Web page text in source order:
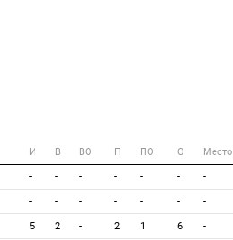
И В ВО П ПО О Место
- - - - - - -
- - - - - - -
5 2 - 2 1 6 -